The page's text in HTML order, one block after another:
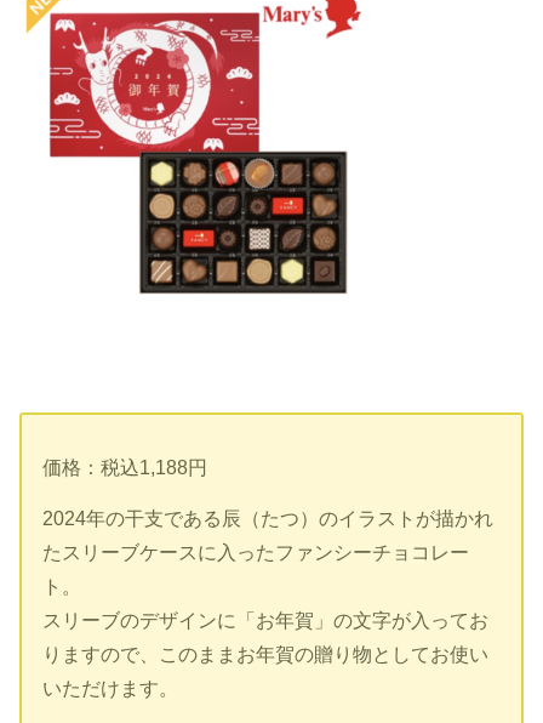
価格：税込1,188円
2024年の干支である辰（たつ）のイラストが描かれ
たスリーブケースに入ったファンシーチョコレー
ト。
スリーブのデザインに「お年賀」の文字が入ってお
りますので、このままお年賀の贈り物としてお使い
いただけます。